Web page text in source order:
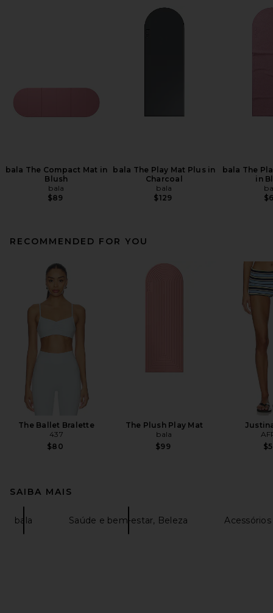
bala The Compact Mat in
Blush
bala
$89
bala The Play Mat Plus in
Charcoal
bala
$129
bala The
in
RECOMMENDED FOR YOU
The Ballet Bralette
437
$80
The Plush Play Mat
bala
$99
SAIBA MAIS
bala Saúde e bem-estar, Beleza